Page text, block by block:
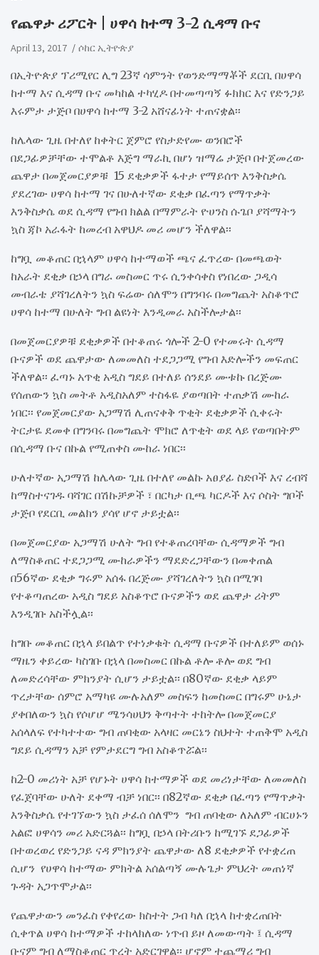
የጨዋታ ሪፖርት | ሀዋሳ ከተማ 3-2 ሲዳማ ቡና
April 13, 2017 ሶከር ኢትዮጵያ
በኢትዮጵያ ፕሪሚየር ሊግ 23ኛ ሳምንት የወንድማማቾች ደርቢ በሀዋሳ
ከተማ እና ሲዳማ ቡና መካከል ተካሂዶ በተመጣጣኝ ፉክክር እና የድንጋይ
እሩምታ ታጅቦ በሀዋሳ ከተማ 3-2 አሸናፊነት ተጠናቋል፡፡
ከሌላው ጊዜ በተለየ ከቀትር ጀምሮ የስታድየሙ ወንበሮች
በደጋፊዎቻቸው ተሞልቶ እጅግ ማራኪ በሆነ ዝማሬ ታጅቦ በተጀመረው
ጨዋታ በመጀመርያዎቹ 15 ደቂቃዎች ፋተታ የማይሰጥ እንቅስቃሴ
ያደረገው ሀዋሳ ከተማ ገና በሁለተኛው ደቂቃ በፈጣን የማጥቃት
እንቅስቃሴ ወደ ሲዳማ የግብ ክልል በማምራት ዮሀንስ ሱጌቦ ያሻማትን
ኳስ ጃኮ አራፋት ከመረብ አዋህዶ መሪ መሆን ችለዋል፡፡
ከግቧ መቆጠር በኋላም ሀዋሳ ከተማወች ጫና ፈጥረው በመጫወት
ከአራት ደቂቃ በኃላ በግራ መስመር ጥሩ ሲንቀሳቀስ የነበረው ጋዲሳ
መብራቴ ያሻገረለትን ኳስ ፍሬው ሰለሞን በግንባሩ በመግጨት አስቆጥሮ
ሀዋሳ ከተማ በሁለት ግብ ልዩነት እንዲመራ አስችሎታል፡፡
በመጀመርያዎቹ ደቂቃዎች በተቆጠሩ ጎሎች 2-0 የተመሩት ሲዳማ
ቡናዎች ወደ ጨዋታው ለመመለስ ተደጋጋሚ የግብ እድሎችን መፍጠር
ችለዋል፡፡ ፈጣኑ አጥቂ አዲስ ግደይ በተለይ ሰንደይ ሙቱኩ በረጅሙ
የሰጠውን ኳስ መትቶ አዲስአለም ተስፋዬ ያወጣበት ተጠቃሽ ሙከራ
ነበር፡፡ የመጀመርያው አጋማሽ ሊጠናቀቅ ጥቂት ደቂቃዎች ሲቀሩት
ትርታዬ ደመቀ በግንባሩ በመግጨት ሞክሮ ለጥቂት ወደ ላይ የወጣበትም
በሲዳማ ቡና በኩል የሚጠቀስ ሙከራ ነበር፡፡
ሁለተኛው አጋማሽ ከሌላው ጊዜ በተለየ መልኩ አፀያፊ ስድቦች እና ረብሻ
ከማስተናገዱ ባሻገር በሽኩቻዎች ፣ በርካታ ቢጫ ካርዶች እና ሶስት ግቦች
ታጅቦ የደርቢ መልክን ያሳየ ሆኖ ታይቷል፡፡
በመጀመርያው አጋማሽ ሁለት ግብ የተቆጠረባቸው ሲዳማዎች ግብ
ለማስቆጠር ተደጋጋሚ ሙከራዎችን ማደድረጋቸውን በመቀጠል
በ56ኛው ደቂቃ ግሩም አሰፋ በረጅሙ ያሻገረለትን ኳስ በሚገባ
የተቆጣጠረው አዲስ ግደይ አስቆጥሮ ቡናዎችን ወደ ጨዋታ ሪትም
እንዲገቡ አስችሏል፡፡
ከግቡ መቆጠር በኋላ ይበልጥ የተነቃቁት ሲዳማ ቡናዎች በተለይም ወሰኑ
ማዜን ቀይረው ካስገቡ በኋላ በመስመር በኩል ቶሎ ቶሎ ወደ ግብ
ለመድረሳቸው ምክንያት ሲሆን ታይቷል፡፡ በ80ኛው ደቂቃ ላይም
ጥረታቸው ሰምሮ አማካዩ ሙሉአለም መስፍን ከመስመር በግሩም ሁኔታ
ያቀበለውን ኳስ የሶሆሆ ሜንሳሀህን ቅጣተት ተከትሎ በመጀመርያ
አሰላለፍ የተካተተው ግብ ጠባቂው አላዛር መርኔን ስህተት ተጠቅሞ አዲስ
ግደይ ሲዳማን አቻ የምታደርግ ግብ አስቆጥሯል፡፡
ከ2-0 መሪነት አቻ የሆኑት ሀዋሳ ከተማዎች ወደ መሪነታቸው ለመመለስ
የፈጀባቸው ሁለት ደቀማ ብቻ ነበር፡፡ በ82ኛው ደቂቃ በፈጣን የማጥቃት
እንቅስቃሴ የተገኘውን ኳስ ታፈሰ ሰለሞን ግብ ጠባቂው ለአለም ብርሀኑን
አልፎ ሀዋሳን መሪ አድርጓል፡፡ ከግቧ በኃላ በትሪቡን ከሚገኙ ደጋፊዎች
በተወረወረ የድንጋይ ናዳ ምክንያት ጨዋታው ለ8 ደቂቃዎች የተቋረጠ
ሲሆን የሀዋሳ ከተማው ምክትል አሰልጣኝ ሙሉጌታ ምህረት መጠነኛ
ጉዳት አጋጥሞታል፡፡
የጨዋታውን መንፈስ የቀየረው ክስተት ጋብ ካለ በኋላ ከተቋረጠበት
ሲቀጥል ሀዋሳ ከተማዎች ተከላክለው ነጥብ ይዞ ለመውጣት ፤ ሲዳማ
ቡናም ግብ ለማስቆጠር ጥረት አድርገዋል፡፡ ሆኖም ተጨማሪ ግብ